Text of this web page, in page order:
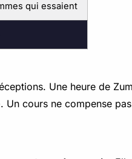
qui essaient
Une heure de
. Un cours ne compense